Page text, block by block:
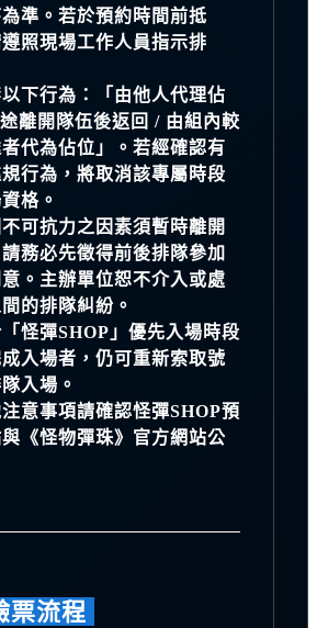
為準。若於預約時間前抵
照現場工作人員指示排
以下行為：「由他人代理佔
離開隊伍後返回 / 由組內較
代為佔位」。若經確認有
規行為，將取消該專屬時段
格。
不可抗力之因素須暫時離開
請務必先徵得前後排隊參加
。主辦單位恕不介入或處
的排隊糾紛。
「怪彈SHOP」優先入場時段
入場者，仍可重新索取號
入場。
注意事項請確認怪彈SHOP預
《怪物彈珠》官方網站公
流程